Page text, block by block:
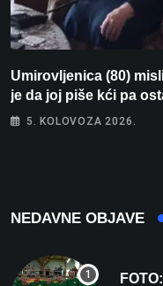
Umirovljenica (80)
je da joj piše kći pa
bez 1000 eura
5. KOLOVOZA 2026.
NEDAVNE OBJAVE